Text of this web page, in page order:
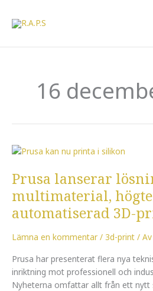
innehåll
16
Prusa lanserar
multimaterial,
automatiserad 3D-
Lämna en kommentar / 3d-print / Av
Prusa har presenterat flera nya
inriktning mot professionell och
Nyheterna omfattar allt från ett nytt
Prusa
lösningar
multimaterial,
högtemperatur
automatiserad
3D-
printning